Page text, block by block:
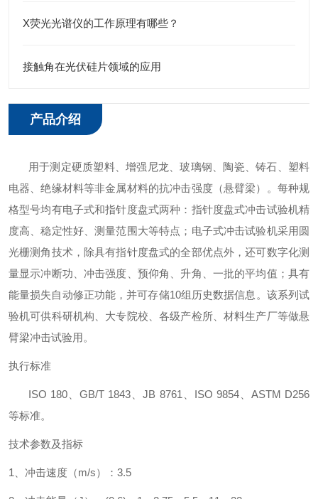
X荧光光谱仪的工作原理有哪些？
接触角在光伏硅片领域的应用
产品介绍
用于测定硬质塑料、增强尼龙、玻璃钢、陶瓷、铸石、塑料
电器、绝缘材料等非金属材料的抗冲击强度（悬臂梁）。每种规
格型号均有电子式和指针度盘式两种：指针度盘式冲击试验机精
度高、稳定性好、测量范围大等特点；电子式冲击试验机采用圆
光栅测角技术，除具有指针度盘式的全部优点外，还可数字化测
量显示冲断功、冲击强度、预仰角、升角、一批的平均值；具有
能量损失自动修正功能，并可存储10组历史数据信息。该系列试
验机可供科研机构、大专院校、各级产检所、材料生产厂等做悬
臂梁冲击试验用。
执行标准
ISO 180、GB/T 1843、JB 8761、ISO 9854、ASTM D256
等标准。
技术参数及指标
1、冲击速度（m/s） ： 3.5